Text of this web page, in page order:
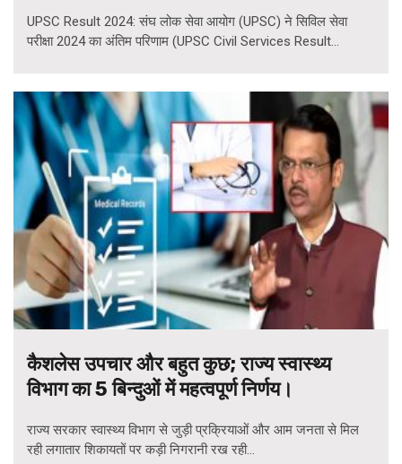
UPSC Result 2024: संघ लोक सेवा आयोग (UPSC) ने सिविल सेवा
परीक्षा 2024 का अंतिम परिणाम (UPSC Civil Services Result...
कैशलेस उपचार और बहुत कुछ; राज्य स्वास्थ्य
विभाग का 5 बिन्दुओं में महत्वपूर्ण निर्णय।
राज्य सरकार स्वास्थ्य विभाग से जुड़ी प्रक्रियाओं और आम जनता से मिल
रही लगातार शिकायतों पर कड़ी निगरानी रख रही...